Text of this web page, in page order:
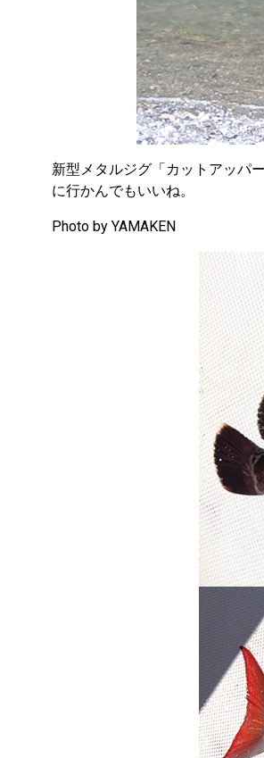
新型メタルジグ「カットアッパ
に行かんでもいいね。
Photo by YAMAKEN